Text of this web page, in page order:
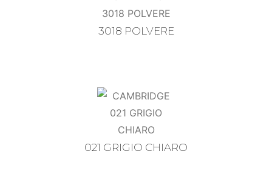
3018 POLVERE
021 GRIGIO CHIARO